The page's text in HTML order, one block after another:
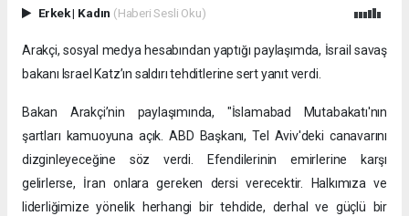
Erkek| Kadın (Haberi Sesli Oku)
Arakçi, sosyal medya hesabından yaptığı paylaşımda, İsrail savaş
bakanı Israel Katz’ın saldırı tehditlerine sert yanıt verdi.
Bakan Arakçi’nin paylaşımında, "İslamabad Mutabakatı'nın
şartları kamuoyuna açık. ABD Başkanı, Tel Aviv'deki canavarını
dizginleyeceğine söz verdi. Efendilerinin emirlerine karşı
gelirlerse, İran onlara gereken dersi verecektir. Halkımıza ve
liderliğimize yönelik herhangi bir tehdide, derhal ve güçlü bir